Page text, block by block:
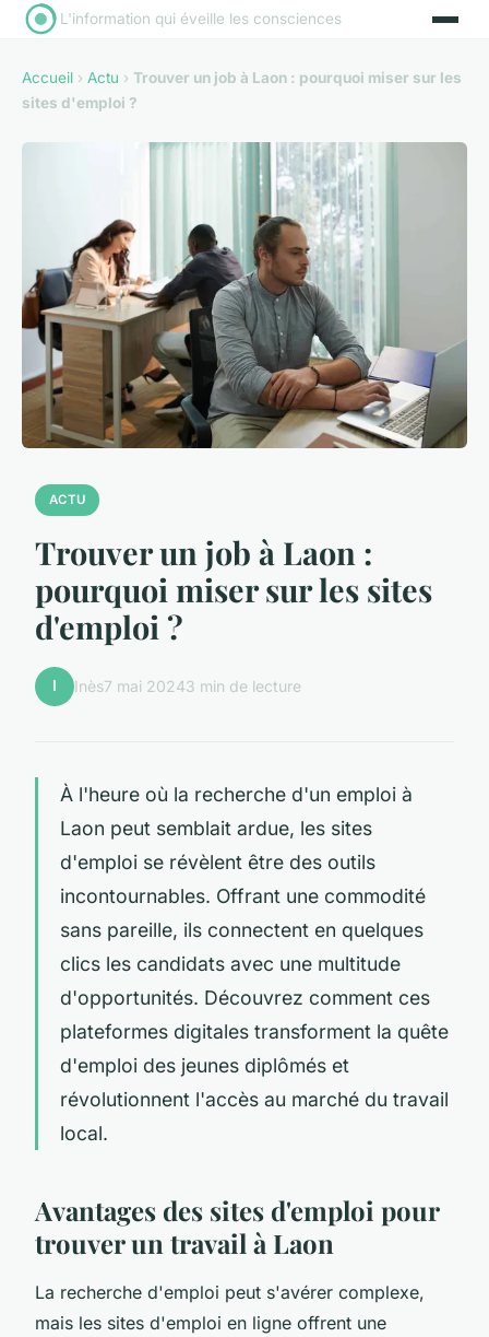
L'information qui éveille les consciences
Accueil › Actu › Trouver un job à Laon : pourquoi miser sur les
sites d'emploi ?
ACTU
Trouver un job à Laon :
pourquoi miser sur les sites
d'emploi ?
I Inès7 mai 20243 min de lecture
À l'heure où la recherche d'un emploi à
Laon peut semblait ardue, les sites
d'emploi se révèlent être des outils
incontournables. Offrant une commodité
sans pareille, ils connectent en quelques
clics les candidats avec une multitude
d'opportunités. Découvrez comment ces
plateformes digitales transforment la quête
d'emploi des jeunes diplômés et
révolutionnent l'accès au marché du travail
local.
Avantages des sites d'emploi pour
trouver un travail à Laon
La recherche d'emploi peut s'avérer complexe,
mais les sites d'emploi en ligne offrent une